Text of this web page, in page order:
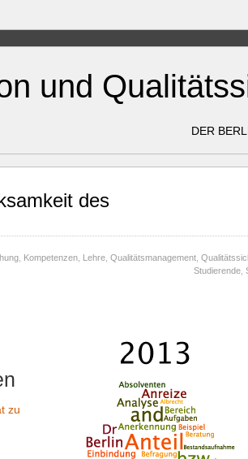
und
DER
des
Kompetenzen Lehre Qualitätsmanagement
Studierende
zu